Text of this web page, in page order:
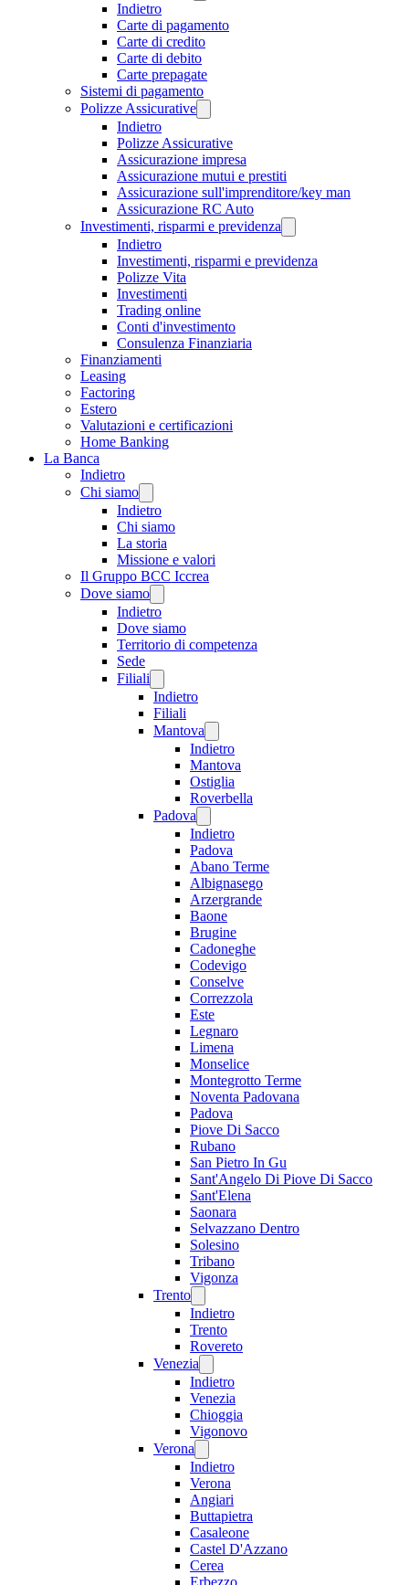
Indietro
Carte di pagamento
Carte di credito
Carte di debito
Carte prepagate
Sistemi di pagamento
Polizze Assicurative
Indietro
Polizze Assicurative
Assicurazione impresa
Assicurazione mutui e prestiti
Assicurazione sull'imprenditore/key man
Assicurazione RC Auto
Investimenti, risparmi e previdenza
Indietro
Investimenti, risparmi e previdenza
Polizze Vita
Investimenti
Trading online
Conti d'investimento
Consulenza Finanziaria
Finanziamenti
Leasing
Factoring
Estero
Valutazioni e certificazioni
Home Banking
La Banca
Indietro
Chi siamo
Indietro
Chi siamo
La storia
Missione e valori
Il Gruppo BCC Iccrea
Dove siamo
Indietro
Dove siamo
Territorio di competenza
Sede
Filiali
Indietro
Filiali
Mantova
Indietro
Mantova
Ostiglia
Roverbella
Padova
Indietro
Padova
Abano Terme
Albignasego
Arzergrande
Baone
Brugine
Cadoneghe
Codevigo
Conselve
Correzzola
Este
Legnaro
Limena
Monselice
Montegrotto Terme
Noventa Padovana
Padova
Piove Di Sacco
Rubano
San Pietro In Gu
Sant'Angelo Di Piove Di Sacco
Sant'Elena
Saonara
Selvazzano Dentro
Solesino
Tribano
Vigonza
Trento
Indietro
Trento
Rovereto
Venezia
Indietro
Venezia
Chioggia
Vigonovo
Verona
Indietro
Verona
Angiari
Buttapietra
Casaleone
Castel D'Azzano
Cerea
Erbezzo